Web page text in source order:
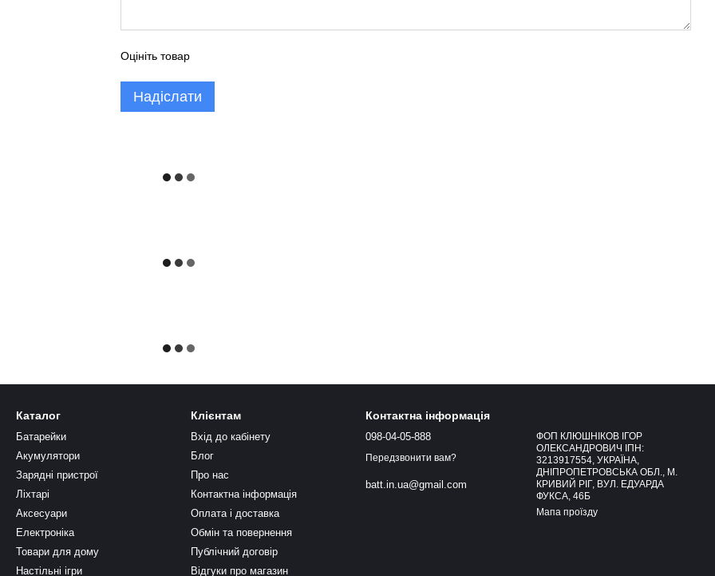
Оцініть товар
Надіслати
Каталог
Батарейки
Акумулятори
Зарядні пристрої
Ліхтарі
Аксесуари
Електроніка
Товари для дому
Настільні ігри
Клієнтам
Вхід до кабінету
Блог
Про нас
Контактна інформація
Оплата і доставка
Обмін та повернення
Публічний договір
Відгуки про магазин
Контактна інформація
098-04-05-888
Передзвонити вам?
batt.in.ua@gmail.com
ФОП КЛЮШНІКОВ ІГОР
ОЛЕКСАНДРОВИЧ ІПН:
3213917554, УКРАЇНА,
ДНІПРОПЕТРОВСЬКА ОБЛ., М.
КРИВИЙ РІГ, ВУЛ. ЕДУАРДА
ФУКСА, 46Б
Мапа проїзду